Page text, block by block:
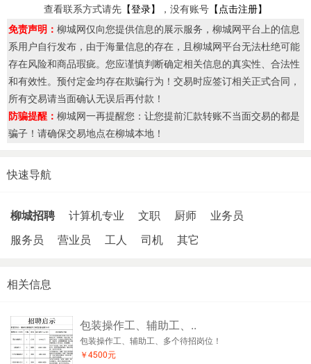
查看联系方式请先 【登录】 ，没有账号 【点击注册】
免责声明： 柳城网仅向您提供信息的展示服务，柳城网平台上的信息
系用户自行发布，由于海量信息的存在，且柳城网平台无法杜绝可能
存在风险和商品瑕疵。您应谨慎判断确定相关信息的真实性、合法性
和有效性。预付定金均存在欺骗行为！交易时应签订相关正式合同，
所有交易请当面确认无误后再付款！
防骗提醒： 柳城网一再提醒您：让您提前汇款转账不当面交易的都是
骗子！请确保交易地点在柳城本地！
快速导航
柳城招聘 计算机专业 文职 厨师
业务员
服务员
营业员 工人 司机 其它
相关信息
包装操作工、辅助工、..
包装操作工、辅助工、多个待招岗位！
￥4500元